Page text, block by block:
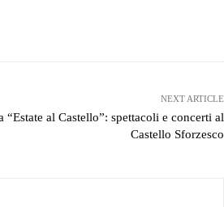
NEXT ARTICLE
“Estate al Castello”: spettacoli e concerti al
Castello Sforzesco